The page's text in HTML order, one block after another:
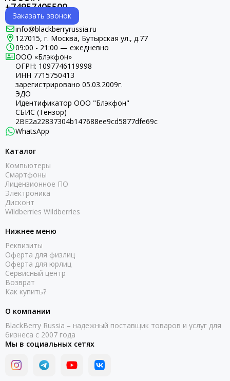
+74957405500
Заказать звонок
info@blackberryrussia.ru
127015, г. Москва, Бутырская ул., д.77
09:00 - 21:00 — ежедневно
ООО «Блэкфон»
ОГРН: 1097746119998
ИНН 7715750413
зарегистрировано 05.03.2009г.
ЭДО
Идентификатор ООО "Блэкфон"
СБИС (Тензор)
2BE2a22837304b147688ee9cd5877dfe69c
WhatsApp
Каталог
Компьютеры
Смартфоны
Лицензионное ПО
Электроника
Дисконт
Wildberries Wildberries
Нижнее меню
Реквизиты
Оферта для физлиц
Оферта для юрлиц
Сервисный центр
Возврат
Как купить?
О компании
BlackBerry Russia – надежный поставщик товаров и услуг для
бизнеса с 2007 года
Мы в социальных сетях